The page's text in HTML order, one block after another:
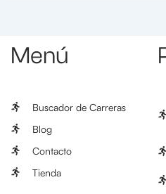
Menú
Buscador de Carreras
Blog
Contacto
Tienda